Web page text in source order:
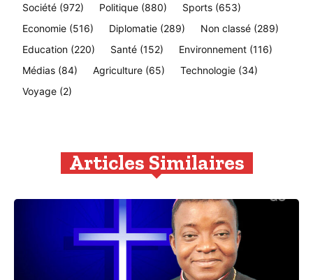
Société (972) Politique (880) Sports (653)
Economie (516) Diplomatie (289) Non classé (289)
Education (220) Santé (152) Environnement (116)
Médias (84) Agriculture (65) Technologie (34)
Voyage (2)
Articles Similaires